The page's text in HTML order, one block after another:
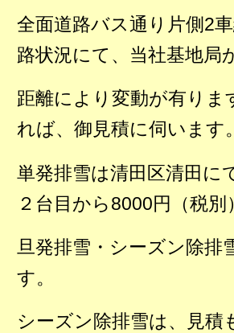
全面道路バス通り片側2
路状況にて、当社基地局
距離により変動が有りま
れば、御見積に伺います。
単発排雪は清田区清田に
２台目から8000円（税別）
旦発排雪・シーズン除
す。
シーズン除排雪は、見積